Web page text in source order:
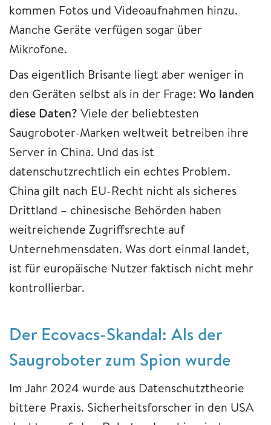
kommen Fotos und Videoaufnahmen hinzu.
Manche Geräte verfügen sogar über
Mikrofone.
Das eigentlich Brisante liegt aber weniger in
den Geräten selbst als in der Frage: Wo landen
diese Daten? Viele der beliebtesten
Saugroboter-Marken weltweit betreiben ihre
Server in China. Und das ist
datenschutzrechtlich ein echtes Problem.
China gilt nach EU-Recht nicht als sicheres
Drittland – chinesische Behörden haben
weitreichende Zugriffsrechte auf
Unternehmensdaten. Was dort einmal landet,
ist für europäische Nutzer faktisch nicht mehr
kontrollierbar.
Der Ecovacs-Skandal: Als der
Saugroboter zum Spion wurde
Im Jahr 2024 wurde aus Datenschutztheorie
bittere Praxis. Sicherheitsforscher in den USA